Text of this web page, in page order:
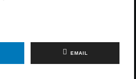
EMAIL